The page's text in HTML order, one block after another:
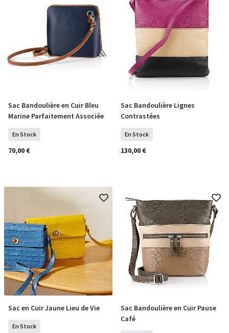
COMMANDER
Sac Bandoulière en Cuir Bleu
Marine Parfaitement Associée
En Stock
70,00 €
COMMANDER
Sac Bandoulière Lignes
Contrastées
En Stock
130,00 €
COMMANDER
Sac en Cuir Jaune Lieu de Vie
En Stock
COMMANDER
Sac Bandoulière en Cuir Pause
Café